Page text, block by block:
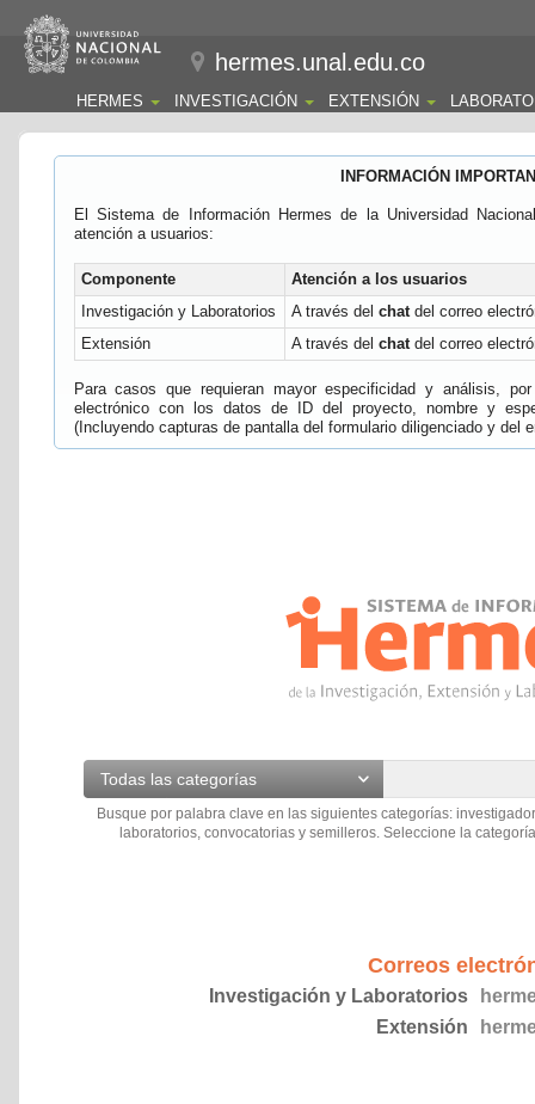
hermes.unal.edu.co
HERMES INVESTIGACIÓN EXTENSIÓN
INFORMACIÓN
El Sistema de Información Hermes de la Universidad
atención a usuarios:
Componente
Atención a los usuarios
Investigación y Laboratorios
A través del chatdel correo
Extensión
A través del chatdel correo
Para casos que requieran mayor especificidad y análisis,
electrónico con los datos de ID del proyecto, nombre y
(Incluyendo capturas de pantalla del formulario diligenciado y del
Todas las categorías
Busque por palabra clave en las siguientes categorías:
laboratorios, convocatorias y semilleros. Seleccione la
Correos
Investigación y Laboratorios
Extensión